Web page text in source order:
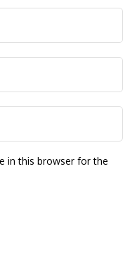
in this browser for the